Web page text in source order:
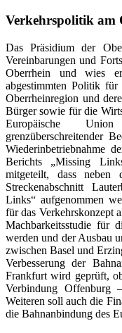
Verkehrspolitik am
Das Präsidium der
Vereinbarungen und
Oberrhein und wies
abgestimmten Politik
Oberrheinregion und
Bürger sowie für die
Europäische
grenzüberschreitender
Wiederinbetriebnahme
Berichts „Missing
mitgeteilt, dass neben
Streckenabschnitt
Links“ aufgenommen
für das Verkehrskonzept
Machbarkeitsstudie für
werden und der Ausbau
zwischen Basel und
Verbesserung der
Frankfurt wird geprüft,
Verbindung Offenburg
Weiteren soll auch die
die Bahnanbindung des